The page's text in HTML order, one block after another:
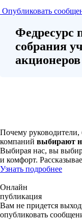
Опубликовать
Федресурс
собрания
акционеров
Почему
компаний выбирают
Выбирая нас, вы
и комфорт.
Узнать подробнее
Онлайн
публикация
Вам не придется
опубликовать